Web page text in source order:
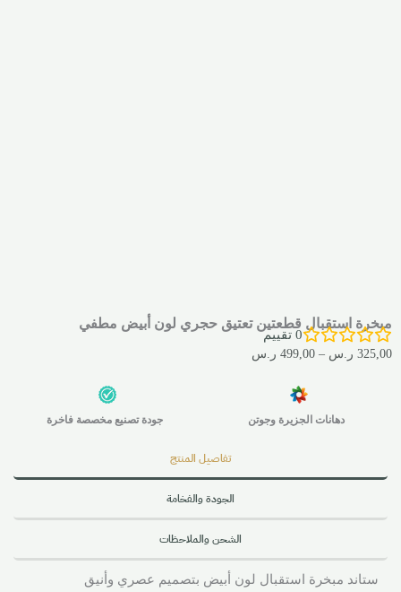
مبخرة استقبال قطعتين تعتيق حجري لون أبيض مطفي
0 تقييم
325,00 ر.س –
499,00 ر.س
دهانات الجزيرة وجوتن جودة تصنيع مخصصة فاخرة
تفاصيل المنتج
الجودة والفخامة
الشحن والملاحظات
ستاند مبخرة استقبال لون أبيض بتصميم عصري وأنيق